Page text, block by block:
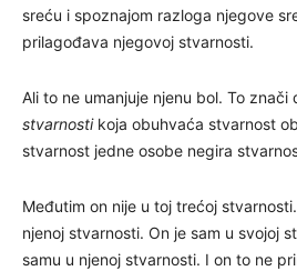
sreću i spoznajom razloga njegove
prilagođava njegovoj stvarnosti.
Ali to ne umanjuje njenu bol. To znači
stvarnostikoja obuhvaća stvarnost
stvarnost jedne osobe negira
Međutim on nije u toj trećoj
njenoj stvarnosti. On je sam u svojoj
samu u njenoj stvarnosti. I on to ne